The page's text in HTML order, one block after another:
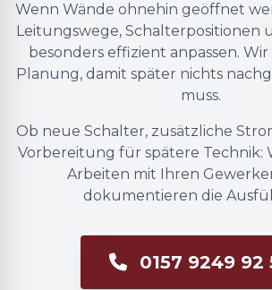
Wenn Wände ohnehin geöffnet
Leitungswege, Schalterpositionen
besonders effizient anpassen.
Planung, damit später nichts
muss.
Ob neue Schalter, zusätzliche
Vorbereitung für spätere Technik:
Arbeiten mit Ihren
dokumentieren die
0157 9249 92